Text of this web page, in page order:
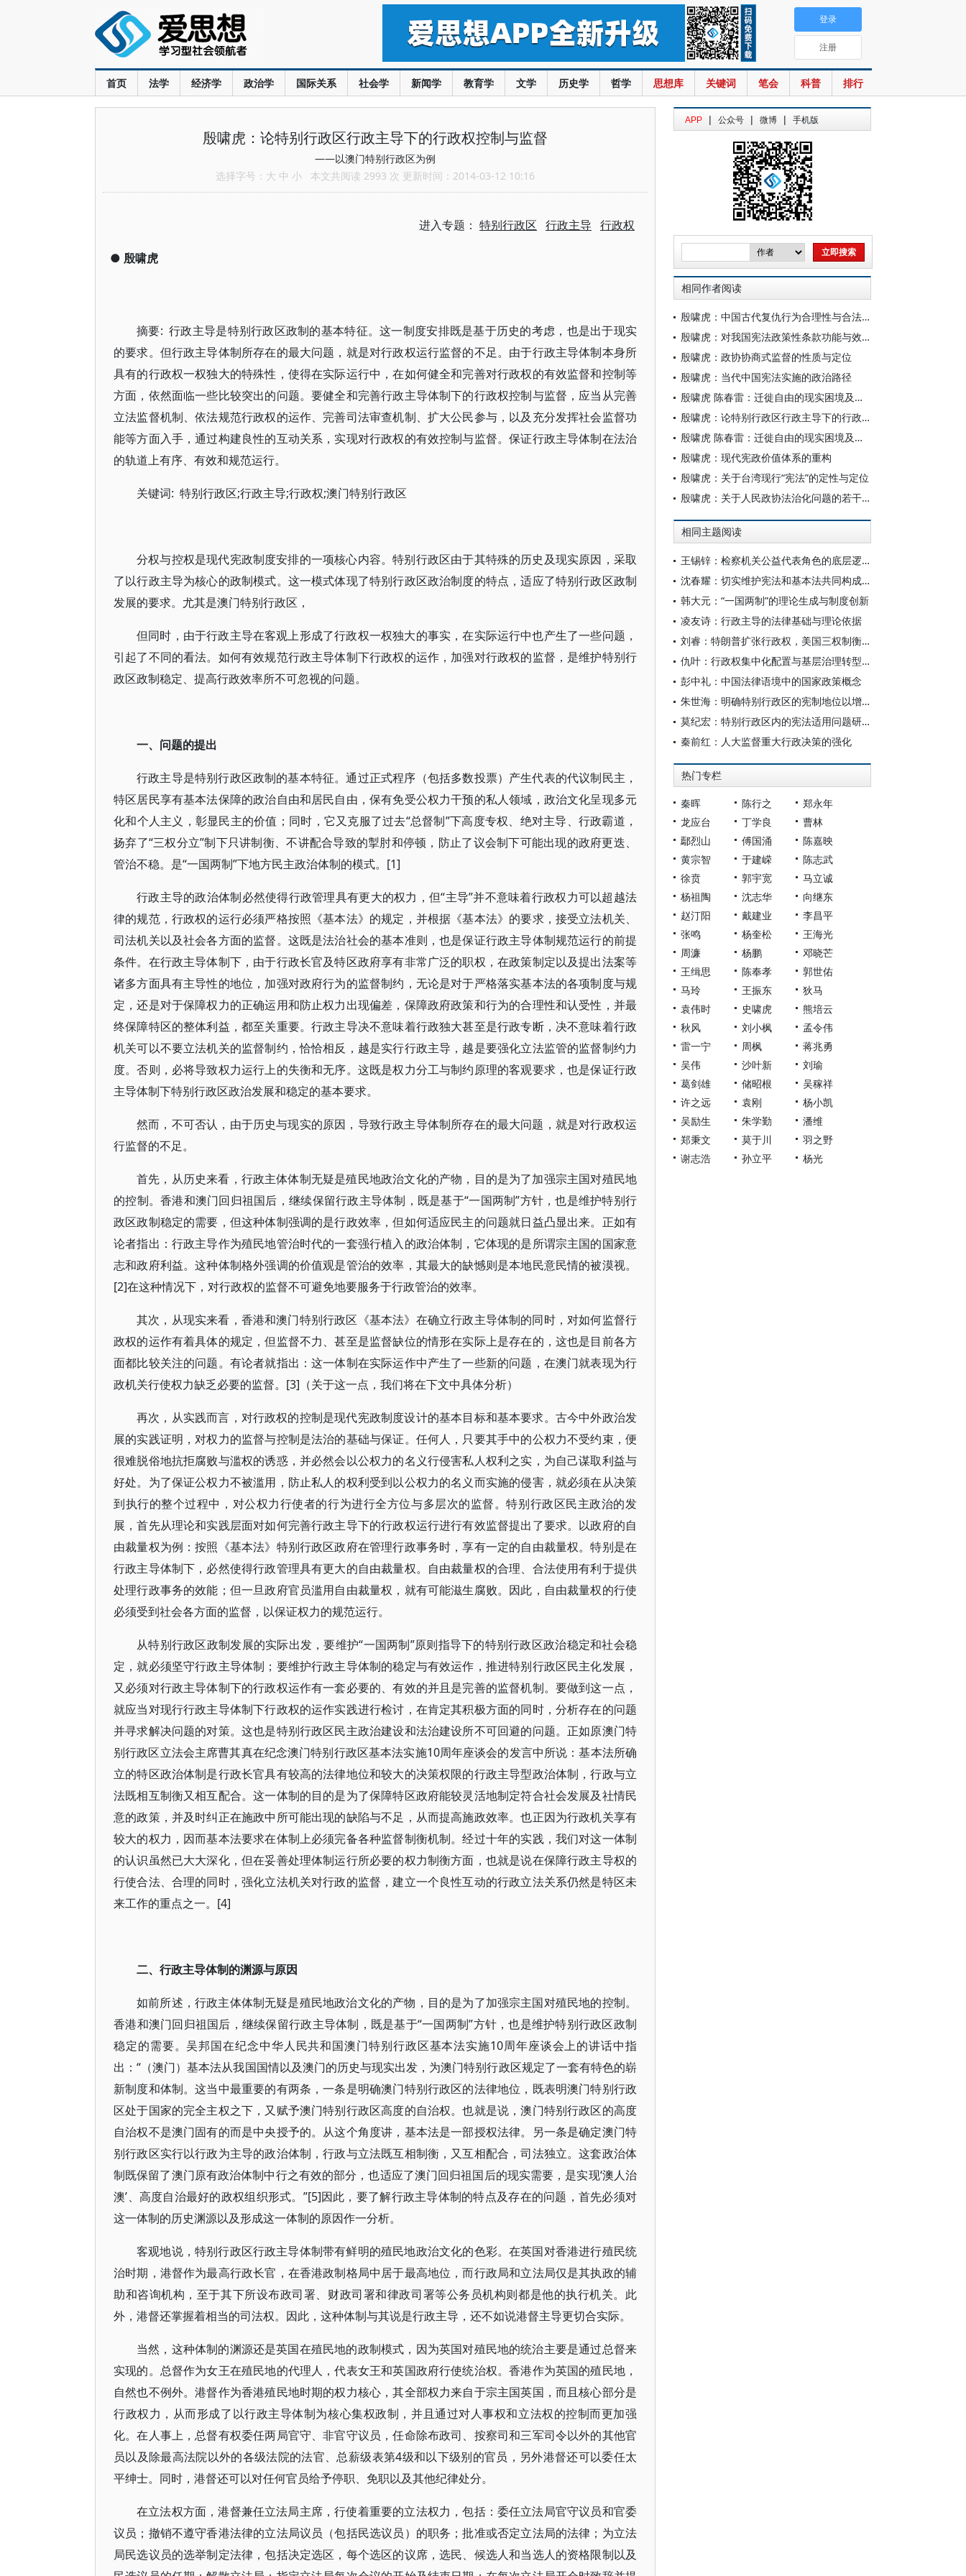
首页 法学 经济学 政治学 国际关系 社会学 新闻学 教育学 文学 历史学 哲学 思想库 关键词 笔会 科普 排行
登录
注册
殷啸虎：论特别行政区行政主导下的行政权控制与监督
——以澳门特别行政区为例
选择字号： 大 中 小 本文共阅读 2993 次 更新时间：2014-03-12 10:16
进入专题： 特别行政区 行政主导 行政权
● 殷啸虎
摘要: 行政主导是特别行政区政制的基本特征。这一制度安排既是基于历史的考虑，也是出于现实
的要求。但行政主导体制所存在的最大问题，就是对行政权运行监督的不足。由于行政主导体制本身所
具有的行政权一权独大的特殊性，使得在实际运行中，在如何健全和完善对行政权的有效监督和控制等
方面，依然面临一些比较突出的问题。要健全和完善行政主导体制下的行政权控制与监督，应当从完善
立法监督机制、依法规范行政权的运作、完善司法审查机制、扩大公民参与，以及充分发挥社会监督功
能等方面入手，通过构建良性的互动关系，实现对行政权的有效控制与监督。保证行政主导体制在法治
的轨道上有序、有效和规范运行。
关键词: 特别行政区;行政主导;行政权;澳门特别行政区
分权与控权是现代宪政制度安排的一项核心内容。特别行政区由于其特殊的历史及现实原因，采取
了以行政主导为核心的政制模式。这一模式体现了特别行政区政治制度的特点，适应了特别行政区政制
发展的要求。尤其是澳门特别行政区，
但同时，由于行政主导在客观上形成了行政权一权独大的事实，在实际运行中也产生了一些问题，
引起了不同的看法。如何有效规范行政主导体制下行政权的运作，加强对行政权的监督，是维护特别行
政区政制稳定、提高行政效率所不可忽视的问题。
一、问题的提出
行政主导是特别行政区政制的基本特征。通过正式程序（包括多数投票）产生代表的代议制民主，
特区居民享有基本法保障的政治自由和居民自由，保有免受公权力干预的私人领域，政治文化呈现多元
化和个人主义，彰显民主的价值；同时，它又克服了过去“总督制”下高度专权、绝对主导、行政霸道，
扬弃了“三权分立”制下只讲制衡、不讲配合导致的掣肘和停顿，防止了议会制下可能出现的政府更迭、
管治不稳。是“一国两制”下地方民主政治体制的模式。[1]
行政主导的政治体制必然使得行政管理具有更大的权力，但“主导”并不意味着行政权力可以超越法
律的规范，行政权的运行必须严格按照《基本法》的规定，并根据《基本法》的要求，接受立法机关、
司法机关以及社会各方面的监督。这既是法治社会的基本准则，也是保证行政主导体制规范运行的前提
条件。在行政主导体制下，由于行政长官及特区政府享有非常广泛的职权，在政策制定以及提出法案等
诸多方面具有主导性的地位，加强对政府行为的监督制约，无论是对于严格落实基本法的各项制度与规
定，还是对于保障权力的正确运用和防止权力出现偏差，保障政府政策和行为的合理性和认受性，并最
终保障特区的整体利益，都至关重要。行政主导决不意味着行政独大甚至是行政专断，决不意味着行政
机关可以不要立法机关的监督制约，恰恰相反，越是实行行政主导，越是要强化立法监管的监督制约力
度。否则，必将导致权力运行上的失衡和无序。这既是权力分工与制约原理的客观要求，也是保证行政
主导体制下特别行政区政治发展和稳定的基本要求。
然而，不可否认，由于历史与现实的原因，导致行政主导体制所存在的最大问题，就是对行政权运
行监督的不足。
首先，从历史来看，行政主体体制无疑是殖民地政治文化的产物，目的是为了加强宗主国对殖民地
的控制。香港和澳门回归祖国后，继续保留行政主导体制，既是基于“一国两制”方针，也是维护特别行
政区政制稳定的需要，但这种体制强调的是行政效率，但如何适应民主的问题就日益凸显出来。正如有
论者指出：行政主导作为殖民地管治时代的一套强行植入的政治体制，它体现的是所谓宗主国的国家意
志和政府利益。这种体制格外强调的价值观是管治的效率，其最大的缺憾则是本地民意民情的被漠视。
[2]在这种情况下，对行政权的监督不可避免地要服务于行政管治的效率。
其次，从现实来看，香港和澳门特别行政区《基本法》在确立行政主导体制的同时，对如何监督行
政权的运作有着具体的规定，但监督不力、甚至是监督缺位的情形在实际上是存在的，这也是目前各方
面都比较关注的问题。有论者就指出：这一体制在实际运作中产生了一些新的问题，在澳门就表现为行
政机关行使权力缺乏必要的监督。[3]（关于这一点，我们将在下文中具体分析）
再次，从实践而言，对行政权的控制是现代宪政制度设计的基本目标和基本要求。古今中外政治发
展的实践证明，对权力的监督与控制是法治的基础与保证。任何人，只要其手中的公权力不受约束，便
很难脱俗地抗拒腐败与滥权的诱惑，并必然会以公权力的名义行侵害私人权利之实，为自己谋取利益与
好处。为了保证公权力不被滥用，防止私人的权利受到以公权力的名义而实施的侵害，就必须在从决策
到执行的整个过程中，对公权力行使者的行为进行全方位与多层次的监督。特别行政区民主政治的发
展，首先从理论和实践层面对如何完善行政主导下的行政权运行进行有效监督提出了要求。以政府的自
由裁量权为例：按照《基本法》特别行政区政府在管理行政事务时，享有一定的自由裁量权。特别是在
行政主导体制下，必然使得行政管理具有更大的自由裁量权。自由裁量权的合理、合法使用有利于提供
处理行政事务的效能；但一旦政府官员滥用自由裁量权，就有可能滋生腐败。因此，自由裁量权的行使
必须受到社会各方面的监督，以保证权力的规范运行。
从特别行政区政制发展的实际出发，要维护“一国两制”原则指导下的特别行政区政治稳定和社会稳
定，就必须坚守行政主导体制；要维护行政主导体制的稳定与有效运作，推进特别行政区民主化发展，
又必须对行政主导体制下的行政权运作有一套必要的、有效的并且是完善的监督机制。要做到这一点，
就应当对现行行政主导体制下行政权的运作实践进行检讨，在肯定其积极方面的同时，分析存在的问题
并寻求解决问题的对策。这也是特别行政区民主政治建设和法治建设所不可回避的问题。正如原澳门特
别行政区立法会主席曹其真在纪念澳门特别行政区基本法实施10周年座谈会的发言中所说：基本法所确
立的特区政治体制是行政长官具有较高的法律地位和较大的决策权限的行政主导型政治体制，行政与立
法既相互制衡又相互配合。这一体制的目的是为了保障特区政府能较灵活地制定符合社会发展及社情民
意的政策，并及时纠正在施政中所可能出现的缺陷与不足，从而提高施政效率。也正因为行政机关享有
较大的权力，因而基本法要求在体制上必须完备各种监督制衡机制。经过十年的实践，我们对这一体制
的认识虽然已大大深化，但在妥善处理体制运行所必要的权力制衡方面，也就是说在保障行政主导权的
行使合法、合理的同时，强化立法机关对行政的监督，建立一个良性互动的行政立法关系仍然是特区未
来工作的重点之一。[4]
二、行政主导体制的渊源与原因
如前所述，行政主体体制无疑是殖民地政治文化的产物，目的是为了加强宗主国对殖民地的控制。
香港和澳门回归祖国后，继续保留行政主导体制，既是基于“一国两制”方针，也是维护特别行政区政制
稳定的需要。吴邦国在纪念中华人民共和国澳门特别行政区基本法实施10周年座谈会上的讲话中指
出：“（澳门）基本法从我国国情以及澳门的历史与现实出发，为澳门特别行政区规定了一套有特色的崭
新制度和体制。这当中最重要的有两条，一条是明确澳门特别行政区的法律地位，既表明澳门特别行政
区处于国家的完全主权之下，又赋予澳门特别行政区高度的自治权。也就是说，澳门特别行政区的高度
自治权不是澳门固有的而是中央授予的。从这个角度讲，基本法是一部授权法律。另一条是确定澳门特
别行政区实行以行政为主导的政治体制，行政与立法既互相制衡，又互相配合，司法独立。这套政治体
制既保留了澳门原有政治体制中行之有效的部分，也适应了澳门回归祖国后的现实需要，是实现‘澳人治
澳’、高度自治最好的政权组织形式。”[5]因此，要了解行政主导体制的特点及存在的问题，首先必须对
这一体制的历史渊源以及形成这一体制的原因作一分析。
客观地说，特别行政区行政主导体制带有鲜明的殖民地政治文化的色彩。在英国对香港进行殖民统
治时期，港督作为最高行政长官，在香港政制格局中居于最高地位，而行政局和立法局仅是其执政的辅
助和咨询机构，至于其下所设布政司署、财政司署和律政司署等公务员机构则都是他的执行机关。此
外，港督还掌握着相当的司法权。因此，这种体制与其说是行政主导，还不如说港督主导更切合实际。
当然，这种体制的渊源还是英国在殖民地的政制模式，因为英国对殖民地的统治主要是通过总督来
实现的。总督作为女王在殖民地的代理人，代表女王和英国政府行使统治权。香港作为英国的殖民地，
自然也不例外。港督作为香港殖民地时期的权力核心，其全部权力来自于宗主国英国，而且核心部分是
行政权力，从而形成了以行政主导体制为核心集权政制，并且通过对人事权和立法权的控制而更加强
化。在人事上，总督有权委任两局官守、非官守议员，任命除布政司、按察司和三军司令以外的其他官
员以及除最高法院以外的各级法院的法官、总薪级表第4级和以下级别的官员，另外港督还可以委任太
平绅士。同时，港督还可以对任何官员给予停职、免职以及其他纪律处分。
在立法权方面，港督兼任立法局主席，行使着重要的立法权力，包括：委任立法局官守议员和官委
议员；撤销不遵守香港法律的立法局议员（包括民选议员）的职务；批准或否定立法局的法律；为立法
局民选议员的选举制定法律，包括决定选区，每个选区的议席，选民、候选人和当选人的资格限制以及
APP | 公众号 | 微博 | 手机版
相同作者阅读
殷啸虎：中国古代复仇行为合理性与合法性冲突的法律协调
殷啸虎：对我国宪法政策性条款功能与效力的思考
殷啸虎：政协协商式监督的性质与定位
殷啸虎：当代中国宪法实施的政治路径
殷啸虎 陈春雷：迁徙自由的现实困境及实现路径分析
殷啸虎：论特别行政区行政主导下的行政权控制与监督
殷啸虎 陈春雷：迁徙自由的现实困境及实现路径分析
殷啸虎：现代宪政价值体系的重构
殷啸虎：关于台湾现行“宪法”的定性与定位
殷啸虎：关于人民政协法治化问题的若干思考
相同主题阅读
王锡锌：检察机关公益代表角色的底层逻辑
沈春耀：切实维护宪法和基本法共同构成的特别行政区宪制基础
韩大元：“一国两制”的理论生成与制度创新
凌友诗：行政主导的法律基础与理论依据
刘睿：特朗普扩张行政权，美国三权制衡失灵了吗
仇叶：行政权集中化配置与基层治理转型困境：以县域“多中心工作”模式为分析基础
彭中礼：中国法律语境中的国家政策概念
朱世海：明确特别行政区的宪制地位以增强国家宪法认同
莫纪宏：特别行政区内的宪法适用问题研究
秦前红：人大监督重大行政决策的强化
热门专栏
秦晖 陈行之
郑永年
龙应台
丁学良
曹林
鄢烈山
傅国涌
陈嘉映
黄宗智
于建嵘
陈志武
徐贲
郭宇宽
马立诚
杨祖陶
沈志华
向继东
赵汀阳
戴建业
李昌平
张鸣
杨奎松
王海光
周濂
杨鹏
邓晓芒
王缉思
陈奉孝
郭世佑
马玲
王振东
狄马
袁伟时
史啸虎
熊培云
秋风
刘小枫
孟令伟
雷一宁
周枫
蒋兆勇
吴伟
沙叶新
刘瑜
葛剑雄
储昭根
吴稼祥
许之远
袁刚
杨小凯
吴励生
朱学勤
潘维
郑秉文
莫于川
羽之野
谢志浩
孙立平 杨光